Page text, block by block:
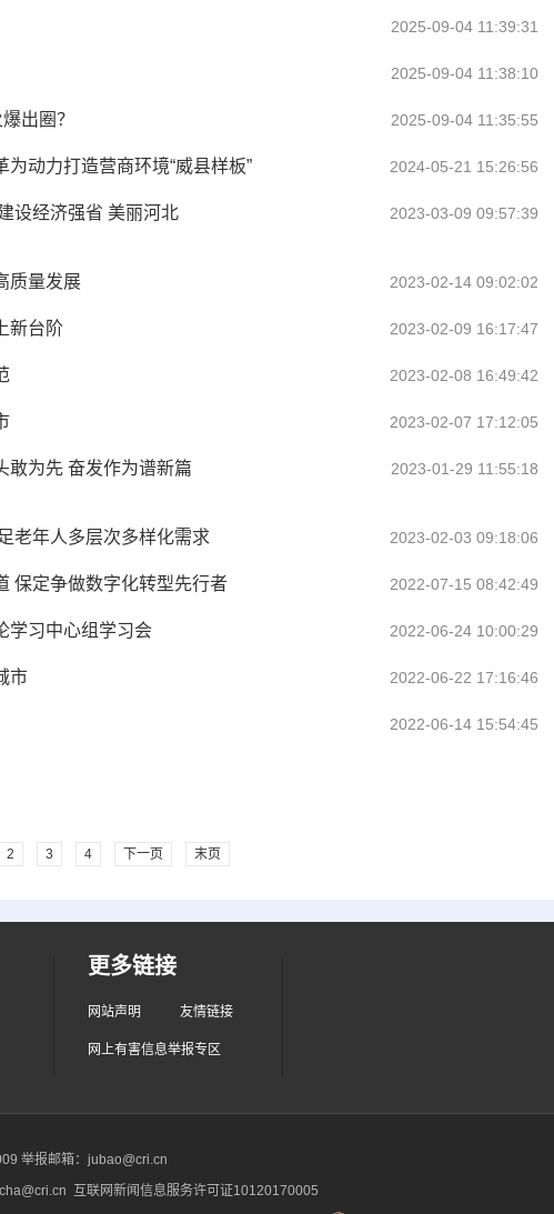
2025-09-04 11:39:31
2025-09-04 11:38:10
出圈？ 2025-09-04 11:35:55
动力打造营商环境“威县样板” 2024-05-21 15:26:56
设经济强省 美丽河北 2023-03-09 09:57:39
质量发展 2023-02-14 09:02:02
新台阶 2023-02-09 16:17:47
2023-02-08 16:49:42
2023-02-07 17:12:05
敢为先 奋发作为谱新篇 2023-01-29 11:55:18
老年人多层次多样化需求 2023-02-03 09:18:06
保定争做数字化转型先行者 2022-07-15 08:42:49
学习中心组学习会 2022-06-24 10:00:29
市 2022-06-22 17:16:46
2022-06-14 15:54:45
2 3 4 下一页 末页
更多链接
网站声明 友情链接
网上有害信息举报专区
举报邮箱：jubao@cri.cn
互联网新闻信息服务许可证10120170005